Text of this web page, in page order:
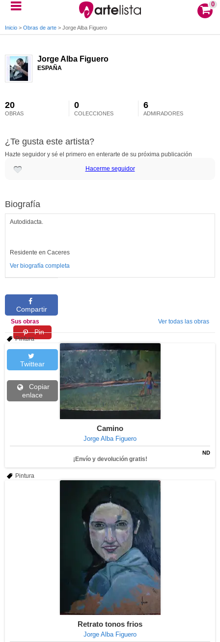
0
Inicio > Obras de arte > Jorge Alba Figuero
Jorge Alba Figuero
ESPAÑA
20
OBRAS
0
COLECCIONES
6
ADMIRADORES
¿Te gusta este artista?
Hazte seguidor y sé el primero en enterarte de su próxima publicación
Hacerme seguidor
Biografía
Autodidacta.
Residente en Caceres
Ver biografía completa
Compartir
Pin
Twittear
Copiar
enlace
Sus obras Ver todas las obras
Pintura
Camino
Jorge Alba Figuero
ND
¡Envío y devolución gratis!
Pintura
Retrato tonos frios
Jorge Alba Figuero